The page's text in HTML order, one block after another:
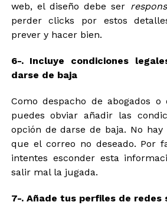
web, el diseño debe ser
perder clicks por estos
prever y hacer bien.
6-. Incluye condiciones
darse de baja
Como despacho de abogados o
puedes obviar añadir las
opción de darse de baja. No
que el correo no deseado. Por
intentes esconder esta
salir mal la jugada.
7-. Añade tus perfiles de redes